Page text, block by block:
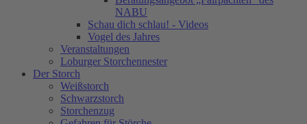
NABU
Schau dich schlau! - Videos
Vogel des Jahres
Veranstaltungen
Loburger Storchennester
Der Storch
Weißstorch
Schwarzstorch
Storchenzug